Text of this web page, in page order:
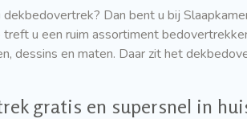
Dan bent u bij
u een ruim assortiment
dessins en maten. Daar zit het
gratis en supersnel in